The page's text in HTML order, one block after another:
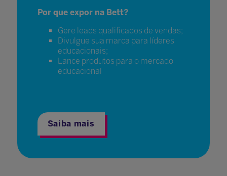
Por que expor na Bett?
Gere leads qualificados de vendas;
Divulgue sua marca para líderes
educacionais;
Lance produtos para o mercado
educacional
Saiba mais